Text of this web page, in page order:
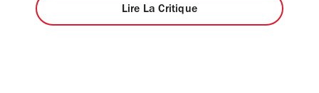
Lire La Critique